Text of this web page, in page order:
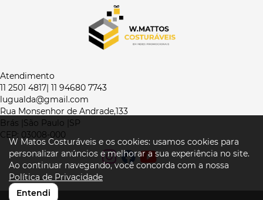
Atendimento
11 2501 4817| 11 94680 7743
lugualda@gmail.com
Rua Monsenhor de Andrade,133
Brás |São Paulo |SP
CEP: 03008-000
W Matos Costuráveis e os cookies: usamos cookies para
personalizar anúncios e melhorar a sua experiência no site.
Ao continuar navegando, você concorda com a nossa
Política de Privacidade
Entendi